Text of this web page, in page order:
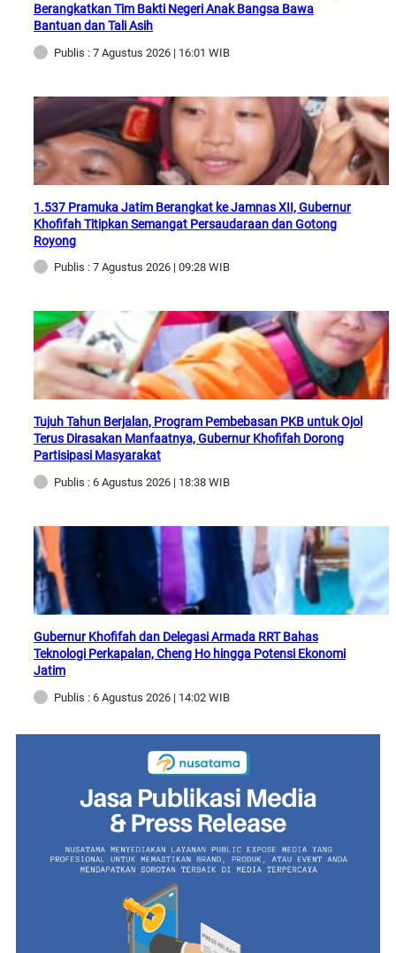
Berangkatkan Tim Bakti Negeri Anak Bangsa Bawa
Bantuan dan Tali Asih
Publis : 7 Agustus 2026 | 16:01 WIB
1.537 Pramuka Jatim Berangkat ke Jamnas XII, Gubernur
Khofifah Titipkan Semangat Persaudaraan dan Gotong
Royong
Publis : 7 Agustus 2026 | 09:28 WIB
Tujuh Tahun Berjalan, Program Pembebasan PKB untuk Ojol
Terus Dirasakan Manfaatnya, Gubernur Khofifah Dorong
Partisipasi Masyarakat
Publis : 6 Agustus 2026 | 18:38 WIB
Gubernur Khofifah dan Delegasi Armada RRT Bahas
Teknologi Perkapalan, Cheng Ho hingga Potensi Ekonomi
Jatim
Publis : 6 Agustus 2026 | 14:02 WIB